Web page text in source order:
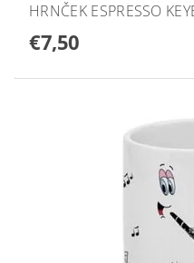
HRNČEK ESPRESSO
€7,50